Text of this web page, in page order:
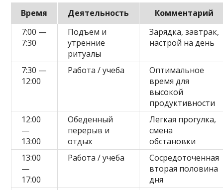
Время Деятельность
Комментарий
7:00 —
7:30
Подъем и
утренние
ритуалы
Зарядка, завтрак,
настрой на день
7:30 —
12:00
Работа / учеба
Оптимальное
время для
высокой
продуктивности
12:00
—
13:00
Обеденный
перерыв и
отдых
Легкая прогулка,
смена
обстановки
13:00
—
17:00
Работа / учеба
Сосредоточенная
вторая половина
дня